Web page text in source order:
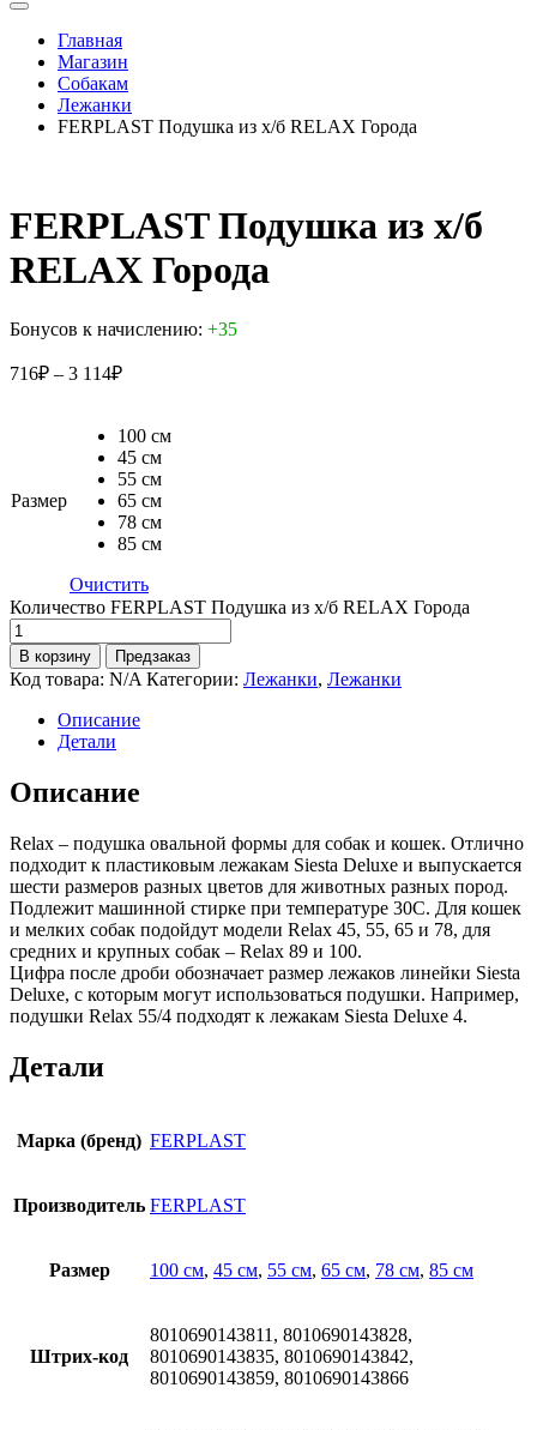
Главная
Магазин
Собакам
Лежанки
FERPLAST Подушка из х/б RELAX Города
FERPLAST Подушка из х/б
RELAX Города
Бонусов к начислению: +35
716₽ – 3 114₽
Размер
100 см
45 см
55 см
65 см
78 см
85 см
Очистить
Количество FERPLAST Подушка из х/б RELAX Города
В корзину Предзаказ
Код товара: N/A Категории: Лежанки, Лежанки
Описание
Детали
Описание
Relax – подушка овальной формы для собак и кошек. Отлично
подходит к пластиковым лежакам Siesta Deluxe и выпускается
шести размеров разных цветов для животных разных пород.
Подлежит машинной стирке при температуре 30С. Для кошек
и мелких собак подойдут модели Relax 45, 55, 65 и 78, для
средних и крупных собак – Relax 89 и 100.
Цифра после дроби обозначает размер лежаков линейки Siesta
Deluxe, с которым могут использоваться подушки. Например,
подушки Relax 55/4 подходят к лежакам Siesta Deluxe 4.
Детали
Марка (бренд) FERPLAST
Производитель FERPLAST
Размер 100 см, 45 см, 55 см, 65 см, 78 см, 85 см
Штрих-код
8010690143811, 8010690143828,
8010690143835, 8010690143842,
8010690143859, 8010690143866